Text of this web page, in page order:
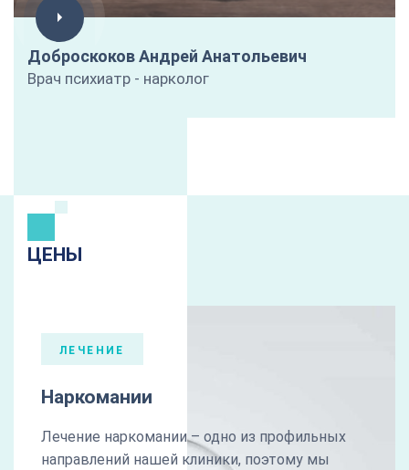
Доброскоков Андрей Анатольевич
Врач психиатр - нарколог
ЦЕНЫ
ЛЕЧЕНИЕ
Наркомании
Лечение наркомании – одно из профильных
направлений нашей клиники, поэтому мы